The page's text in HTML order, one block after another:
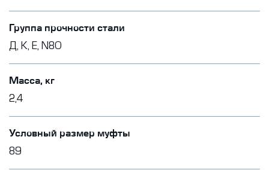
Группа прочности стали
Д, К, Е, N80
Масса, кг
2,4
Условный размер муфты
89